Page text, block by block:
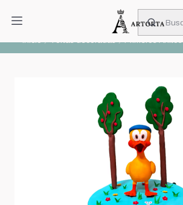
PIDA CON MUCHA ANTICIPACIÓN
Inicio Tortas decoradas Primeros Añitos